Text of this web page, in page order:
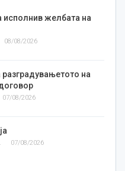
исполнив желбата на
08/08/2026
разградувањетото на
07/08/2026
07/08/2026